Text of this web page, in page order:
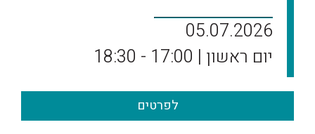
05.07.2026
יום ראשון | 17:00 - 18:30
לפרטים